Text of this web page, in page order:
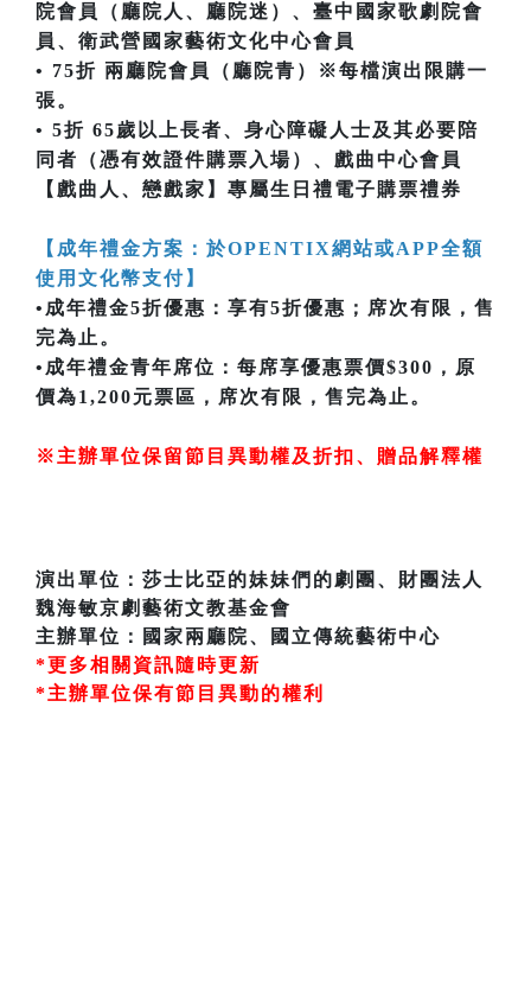
院會員（廳院人、廳院迷）、臺中國家歌劇院會
員、衛武營國家藝術文化中心會員
• 75折 兩廳院會員（廳院青）※每檔演出限購一
張。
• 5折 65歲以上長者、身心障礙人士及其必要陪
同者（憑有效證件購票入場）、戲曲中心會員
【戲曲人、戀戲家】專屬生日禮電子購票禮券
【成年禮金方案：於OPENTIX網站或APP全額
使用文化幣支付】
•成年禮金5折優惠：享有5折優惠；席次有限，售
完為止。
•成年禮金青年席位：每席享優惠票價$300，原
價為1,200元票區，席次有限，售完為止。
※主辦單位保留節目異動權及折扣、贈品解釋權
演出單位：莎士比亞的妹妹們的劇團、財團法人
魏海敏京劇藝術文教基金會
主辦單位：國家兩廳院、國立傳統藝術中心
*更多相關資訊隨時更新
*主辦單位保有節目異動的權利